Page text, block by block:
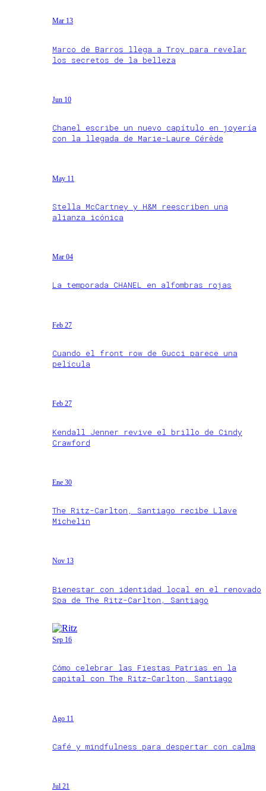
Mar 13
Marco de Barros llega a Troy para revelar
los secretos de la belleza
Jun 10
Chanel escribe un nuevo capítulo en joyería
con la llegada de Marie-Laure Cérède
May 11
Stella McCartney y H&M reescriben una
alianza icónica
Mar 04
La temporada CHANEL en alfombras rojas
Feb 27
Cuando el front row de Gucci parece una
película
Feb 27
Kendall Jenner revive el brillo de Cindy
Crawford
Ene 30
The Ritz-Carlton, Santiago recibe Llave
Michelin
Nov 13
Bienestar con identidad local en el renovado
Spa de The Ritz-Carlton, Santiago
Sep 16
Cómo celebrar las Fiestas Patrias en la
capital con The Ritz-Carlton, Santiago
Ago 11
Café y mindfulness para despertar con calma
Jul 21